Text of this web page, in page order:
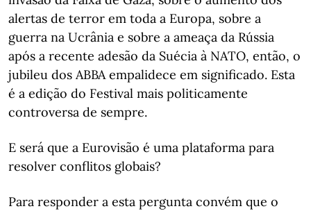
alertas de terror em toda a Europa, sobre a
guerra na Ucrânia e sobre a ameaça da Rússia
após a recente adesão da Suécia à NATO, então, o
jubileu dos ABBA empalidece em significado. Esta
é a edição do Festival mais politicamente
controversa de sempre.
E será que a Eurovisão é uma plataforma para
resolver conflitos globais?
Para responder a esta pergunta convém que o